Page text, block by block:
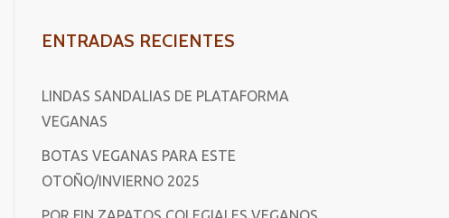
ENTRADAS RECIENTES
LINDAS SANDALIAS DE PLATAFORMA
VEGANAS
BOTAS VEGANAS PARA ESTE
OTOÑO/INVIERNO 2025